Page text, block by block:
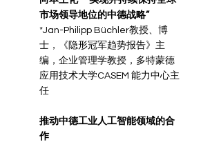
市场领导地位的中德战略”
*Jan-Philipp Büchler教授、博
士，《隐形冠军趋势报告》主
编，企业管理学教授，多特蒙德
应用技术大学CASEM 能力中心主
任
推动中德工业人工智能领域的合
作